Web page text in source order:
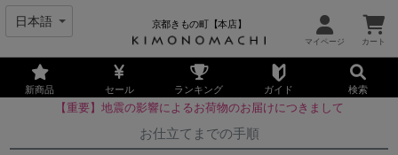
京都きもの町【本店】
新商品 セール ランキング ガイド 検索
【重要】地震の影響によるお荷物のお届けにつきまして
お仕立てまでの手順